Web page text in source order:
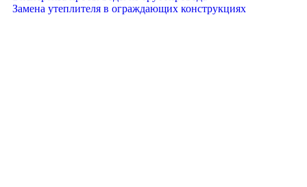
Замена утеплителя в ограждающих конструкциях